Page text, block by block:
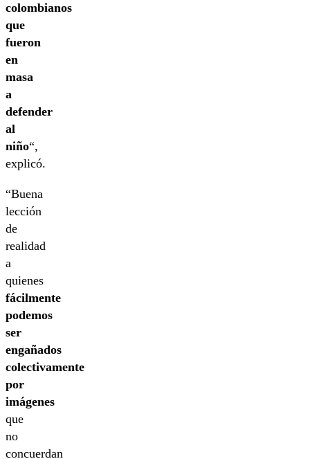
colombianos
que
fueron
en
masa
a
defender
al
niño“,
explicó.
“Buena
lección
de
realidad
a
quienes
fácilmente
podemos
ser
engañados
colectivamente
por
imágenes
que
no
concuerdan